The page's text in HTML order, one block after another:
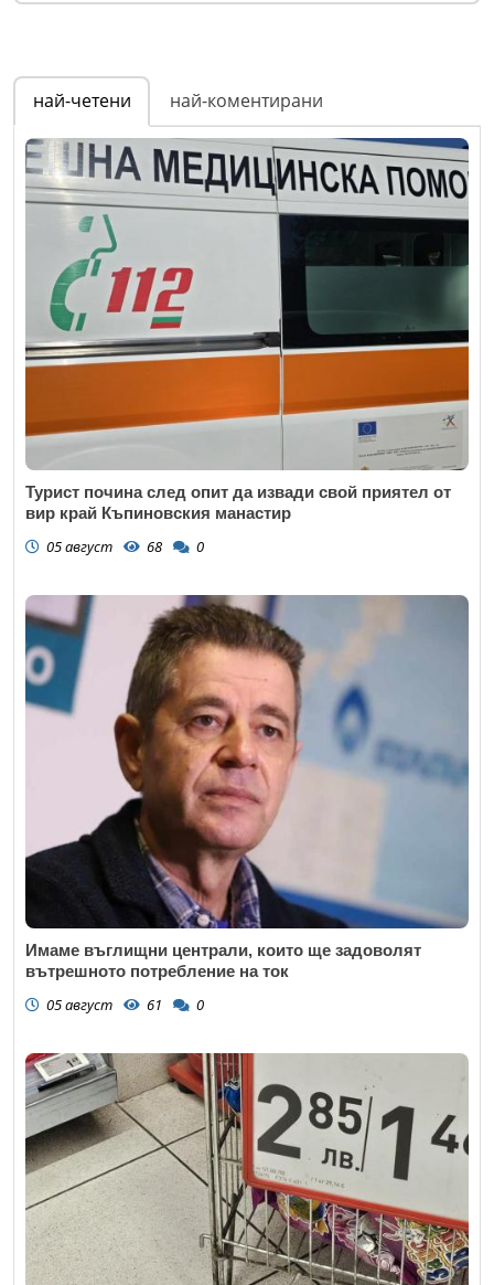
най-четени най-коментирани
Турист почина след опит да извади свой приятел от
вир край Къпиновския манастир
05 август 68 0
Имаме въглищни централи, които ще задоволят
вътрешното потребление на ток
05 август 61 0